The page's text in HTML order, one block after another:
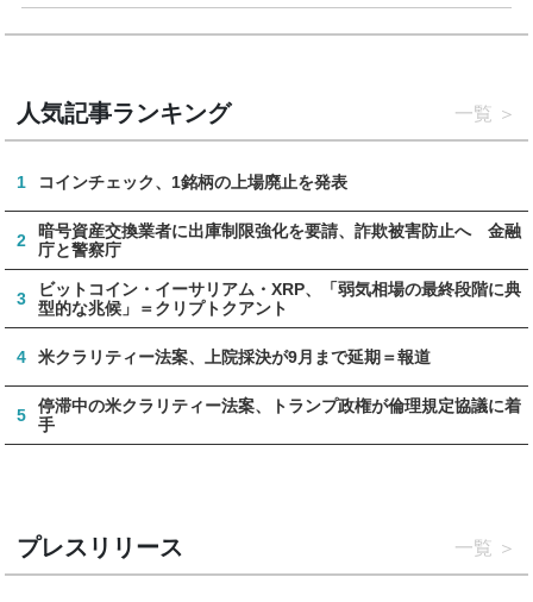
人気記事ランキング 一覧
1 コインチェック、1銘柄の上場廃止を発表
2
暗号資産交換業者に出庫制限強化を要請、詐欺被害防止へ 金融
庁と警察庁
3
ビットコイン・イーサリアム・XRP、「弱気相場の最終段階に典
型的な兆候」＝クリプトクアント
4 米クラリティー法案、上院採決が9月まで延期＝報道
5
停滞中の米クラリティー法案、トランプ政権が倫理規定協議に着
手
プレスリリース 一覧